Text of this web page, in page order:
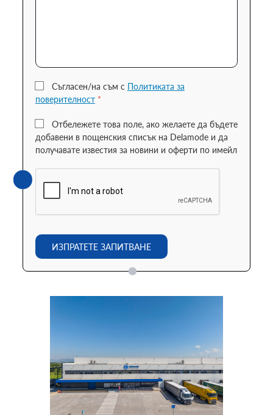
Съгласен/на съм с Политиката за
поверителност *
Отбележете това поле, ако желаете да бъдете
добавени в пощенския списък на Delamode и да
получавате известия за новини и оферти по имейл
ИЗПРАТЕТЕ ЗАПИТВАНЕ